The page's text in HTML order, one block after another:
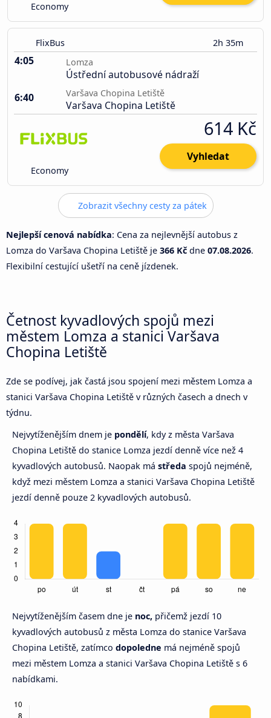
Economy
FlixBus 2h 35m
4:05 Lomza
Ústřední autobusové nádraží
6:40
Varšava Chopina Letiště
Varšava Chopina Letiště
Economy
614 Kč
Vyhledat
Zobrazit všechny cesty za pátek
Nejlepší cenová nabídka: Cena za nejlevnější autobus z
Lomza do Varšava Chopina Letiště je 366 Kč dne 07.08.2026.
Flexibilní cestující ušetří na ceně jízdenek.
Četnost kyvadlových spojů mezi
městem Lomza a stanici Varšava
Chopina Letiště
Zde se podívej, jak častá jsou spojení mezi městem Lomza a
stanici Varšava Chopina Letiště v různých časech a dnech v
týdnu.
Nejvytíženějším dnem je pondělí, kdy z města Varšava
Chopina Letiště do stanice Lomza jezdí denně více než 4
kyvadlových autobusů. Naopak má středa spojů nejméně,
když mezi městem Lomza a stanici Varšava Chopina Letiště
jezdí denně pouze 2 kyvadlových autobusů.
Nejvytíženějším časem dne je noc, přičemž jezdí 10
kyvadlových autobusů z města Lomza do stanice Varšava
Chopina Letiště, zatímco dopoledne má nejméně spojů
mezi městem Lomza a stanici Varšava Chopina Letiště s 6
nabídkami.